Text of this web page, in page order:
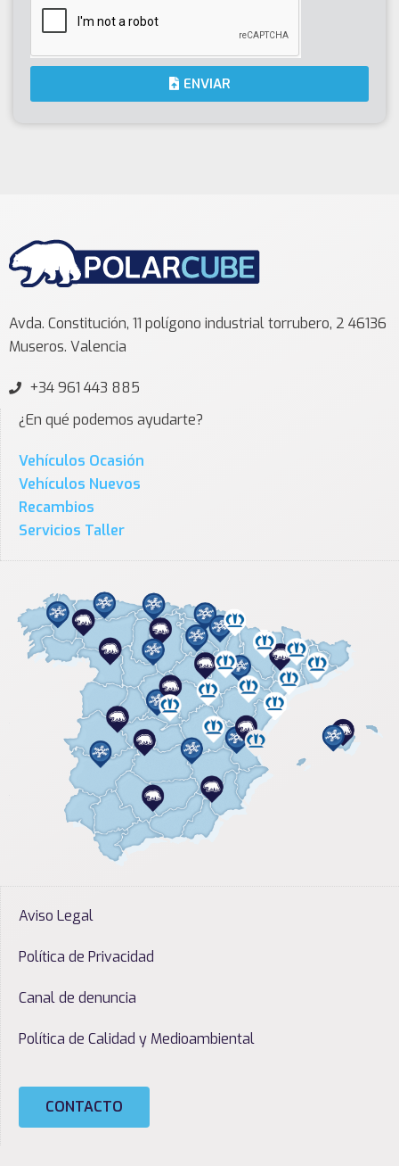
ENVIAR
Avda. Constitución, 11 polígono industrial torrubero, 2 46136
Museros. Valencia
+34 961 443 885
¿En qué podemos ayudarte?
Vehículos Ocasión
Vehículos Nuevos
Recambios
Servicios Taller
Aviso Legal
Política de Privacidad
Canal de denuncia
Política de Calidad y Medioambiental
CONTACTO